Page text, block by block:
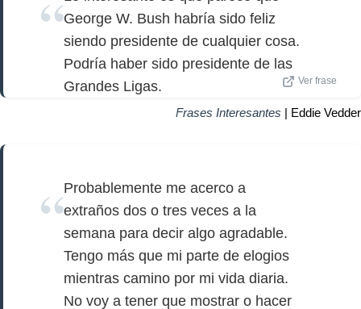
George W. Bush habría sido feliz
siendo presidente de cualquier cosa.
Podría haber sido presidente de las
Grandes Ligas.
Ver frase
Frases Interesantes | Eddie Vedder
Probablemente me acerco a
extraños dos o tres veces a la
semana para decir algo agradable.
Tengo más que mi parte de elogios
mientras camino por mi vida diaria.
No voy a tener que mostrar o hacer